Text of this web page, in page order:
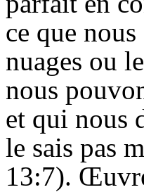
ce que
nuages ou
nous
et qui nous
le sais pas
13:7).